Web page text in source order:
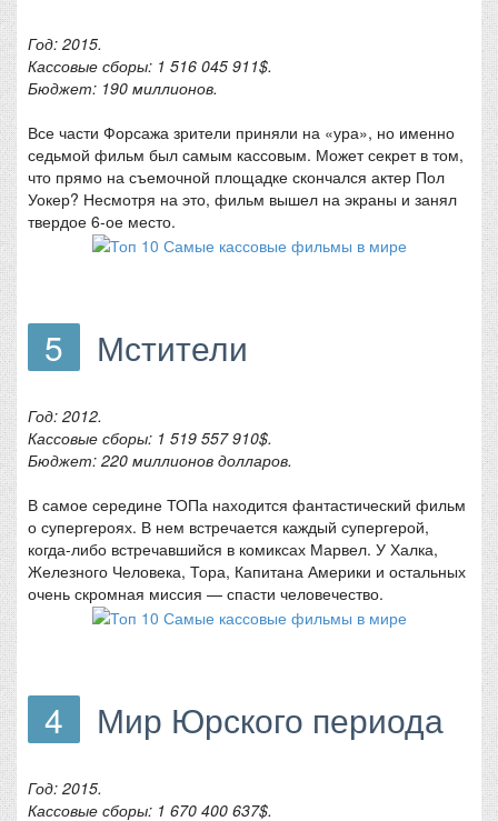
Год: 2015.
Кассовые сборы: 1 516 045 911$.
Бюджет: 190 миллионов.
Все части Форсажа зрители приняли на «ура», но именно
седьмой фильм был самым кассовым. Может секрет в том,
что прямо на съемочной площадке скончался актер Пол
Уокер? Несмотря на это, фильм вышел на экраны и занял
твердое 6-ое место.
5 Мстители
Год: 2012.
Кассовые сборы: 1 519 557 910$.
Бюджет: 220 миллионов долларов.
В самое середине ТОПа находится фантастический фильм
о супергероях. В нем встречается каждый супергерой,
когда-либо встречавшийся в комиксах Марвел. У Халка,
Железного Человека, Тора, Капитана Америки и остальных
очень скромная миссия — спасти человечество.
4 Мир Юрского периода
Год: 2015.
Кассовые сборы: 1 670 400 637$.